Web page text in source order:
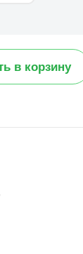
в корзину